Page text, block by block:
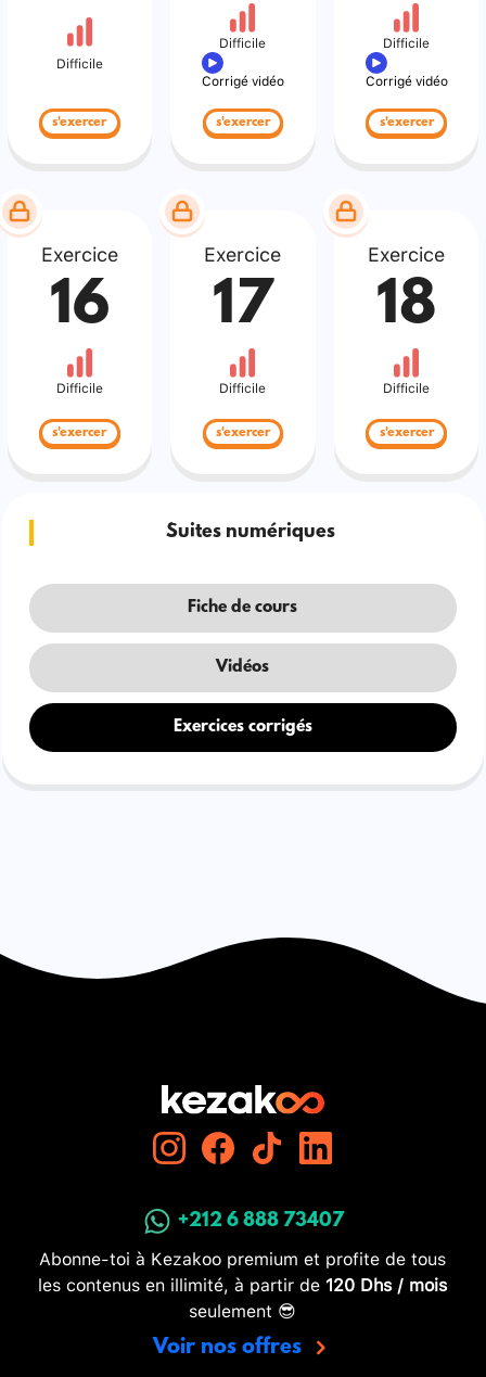
Difficile
s'exercer
Difficile
Corrigé vidéo
s'exercer
Difficile
Corrigé vidéo
s'exercer
Exercice
16
Difficile
s'exercer
Exercice
17
Difficile
s'exercer
Exercice
18
Difficile
s'exercer
Suites numériques
Fiche de cours
Vidéos
Exercices corrigés
+212 6 888 73407
Abonne-toi à Kezakoo premium et profite de tous
les contenus en illimité, à partir de 120 Dhs / mois
seulement 😎
Voir nos offres